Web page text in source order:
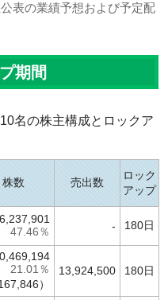
表の業績予想および予定配
期間
名の株主構成とロックア
株数 売出数
ロック
アップ
47.46％ - 180日
21.01％
）
13,924,500 180日